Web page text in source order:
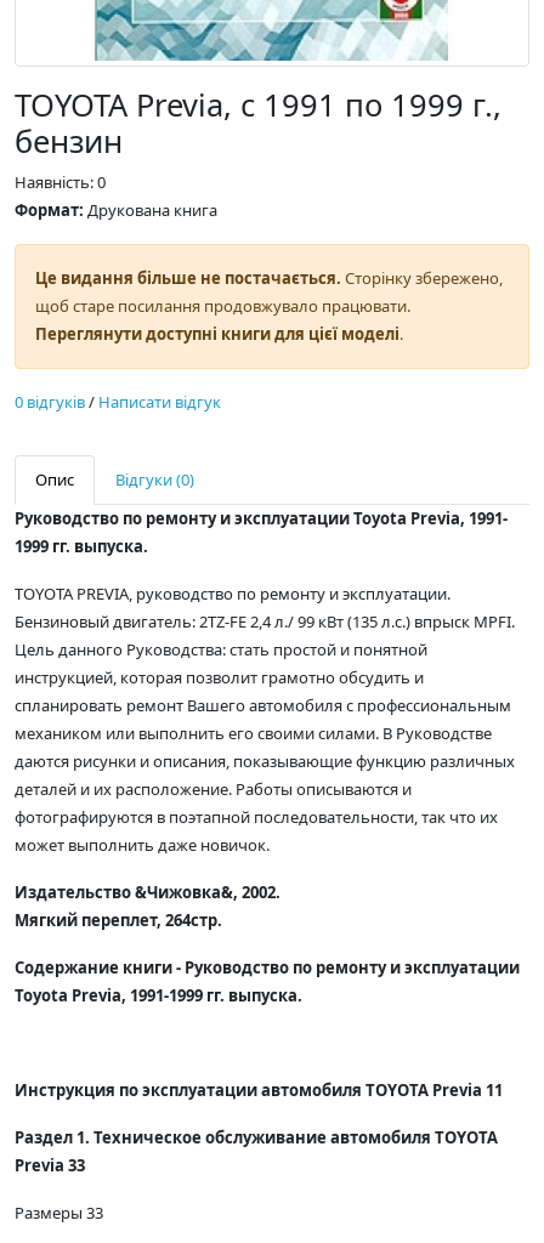
TOYOTA Previa, с 1991 по 1999 г.,
бензин
Наявність: 0
Формат: Друкована книга
Це видання більше не постачається. Сторінку збережено,
щоб старе посилання продовжувало працювати.
Переглянути доступні книги для цієї моделі.
0 відгуків/ Написати відгук
Опис
Відгуки (0)
Руководство по ремонту и эксплуатации Toyota Previa, 1991-
1999 гг. выпуска.
TOYOTA PREVIA, руководство по ремонту и эксплуатации.
Бензиновый двигатель: 2TZ-FE 2,4 л./ 99 кВт (135 л.с.) впрыск MPFI.
Цель данного Руководства: стать простой и понятной
инструкцией, которая позволит грамотно обсудить и
спланировать ремонт Вашего автомобиля с профессиональным
механиком или выполнить его своими силами. В Руководстве
даются рисунки и описания, показывающие функцию различных
деталей и их расположение. Работы описываются и
фотографируются в поэтапной последовательности, так что их
может выполнить даже новичок.
Издательство &Чижовка&, 2002.
Мягкий переплет, 264стр.
Содержание книги - Руководство по ремонту и эксплуатации
Toyota Previa, 1991-1999 гг. выпуска.
Инструкция по эксплуатации автомобиля TOYOTA Previa 11
Раздел 1. Техническое обслуживание автомобиля TOYOTA
Previa 33
Размеры 33